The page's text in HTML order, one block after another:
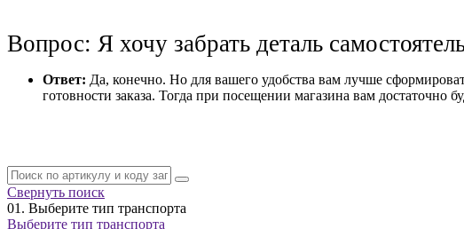
Вопрос: Я хочу забрать деталь
Ответ: Да, конечно. Но для вашего удобства вам лучше
готовности заказа. Тогда при посещении магазина вам достаточно
Свернуть поиск
01. Выберите тип транспорта
Выберите тип транспорта